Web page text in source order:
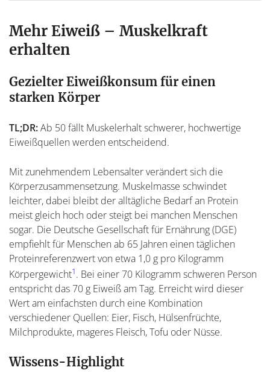
Mehr Eiweiß – Muskelkraft
erhalten
Gezielter Eiweißkonsum für einen
starken Körper
TL;DR:Ab 50 fällt Muskelerhalt schwerer, hochwertige
Eiweißquellen werden entscheidend.
Mit zunehmendem Lebensalter verändert sich die
Körperzusammensetzung. Muskelmasse schwindet
leichter, dabei bleibt der alltägliche Bedarf an Protein
meist gleich hoch oder steigt bei manchen Menschen
sogar. Die Deutsche Gesellschaft für Ernährung (DGE)
empfiehlt für Menschen ab 65 Jahren einen täglichen
Proteinreferenzwert von etwa 1,0 g pro Kilogramm
Körpergewicht1. Bei einer 70 Kilogramm schweren Person
entspricht das 70 g Eiweiß am Tag. Erreicht wird dieser
Wert am einfachsten durch eine Kombination
verschiedener Quellen: Eier, Fisch, Hülsenfrüchte,
Milchprodukte, mageres Fleisch, Tofu oder Nüsse.
Wissens-Highlight